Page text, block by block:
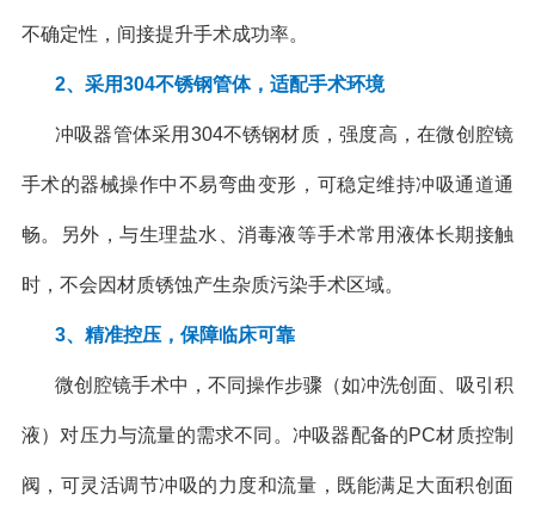
不确定性，间接提升手术成功率。
2、采用304不锈钢管体，适配手术环境
冲吸器管体采用304不锈钢材质，强度高，在微创腔镜
手术的器械操作中不易弯曲变形，可稳定维持冲吸通道通
畅。另外，与生理盐水、消毒液等手术常用液体长期接触
时，不会因材质锈蚀产生杂质污染手术区域。
3、精准控压，保障临床可靠
微创腔镜手术中，不同操作步骤（如冲洗创面、吸引积
液）对压力与流量的需求不同。冲吸器配备的PC材质控制
阀，可灵活调节冲吸的力度和流量，既能满足大面积创面